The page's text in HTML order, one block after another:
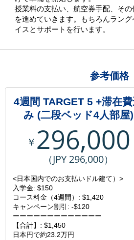
授業料の支払い、航空券手配、そ
を進めていきます。もちろんラン
イスとサポートを行います。
参考価格
4週間 TARGET 5 +滞在
み (二段ベッド4人部屋)
￥ 296,000
（JPY 296,000）
<日本国内でのお支払いドル建て）>
入学金: $150
コース料金（4週間）: $1,420
キャンペーン割引: -$120
ーーーーーーーーーーーーー
【合計】: $1,450
日本円で約23.2万円